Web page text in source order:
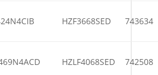
HZF3668SED 743634
HZLF4068SED 742508